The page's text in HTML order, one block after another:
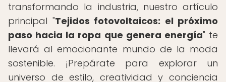
transformando la industria, nuestro artículo
principal "Tejidos fotovoltaicos: el próximo
paso hacia la ropa que genera energía" te
llevará al emocionante mundo de la moda
sostenible. ¡Prepárate para explorar un
universo de estilo, creatividad y conciencia